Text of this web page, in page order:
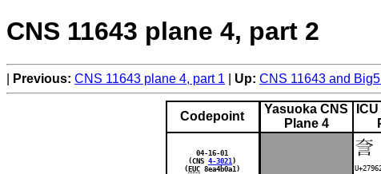
CNS 11643 plane 4, part 2
Previous: CNS 11643 plane 4, part 1 Up: CNS 11643 and
Codepoint
Yasuoka CNS
Plane 4
04-16-01
(CNS4-3021 )
( EUC 8ea4b0a1)
𧥢